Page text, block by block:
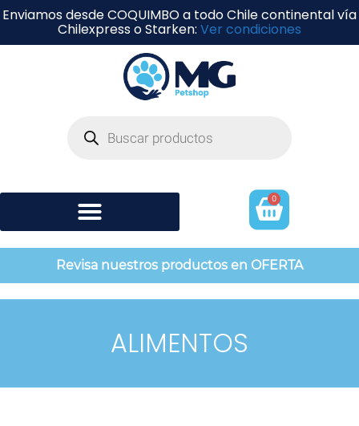
Enviamos desde COQUIMBO a todo Chile continental vía
Chilexpress o Starken: Ver condiciones
0
Revisa nuestros productos en OFERTA
ALIMENTOS